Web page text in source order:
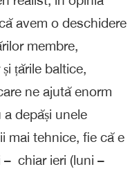
avem o deschidere
membre,
țările baltice,
ne ajută enorm
depăși unele
mai tehnice, fie că e
chiar ieri (luni –